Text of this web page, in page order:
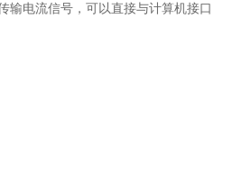
输电流信号，可以直接与计算机接口